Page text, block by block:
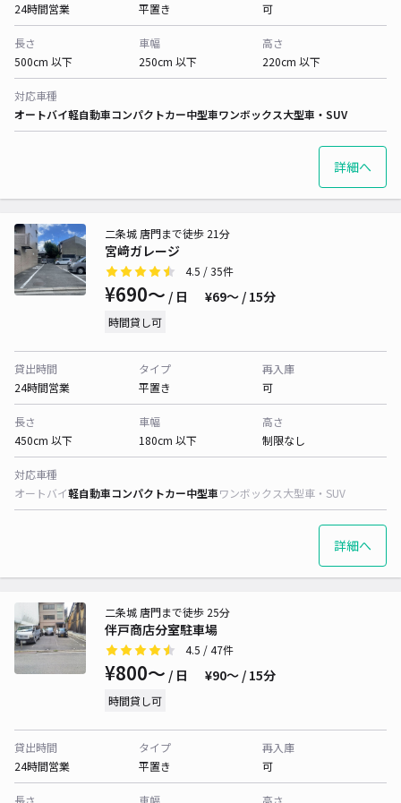
24時間営業
平置き
可
長さ
500cm 以下
車幅
250cm 以下
高さ
220cm 以下
対応車種
オートバイ軽自動車コンパクトカー中型車ワンボックス大型車・SUV
詳細へ
宮﨑ガレージ
二条城 唐門まで徒歩 21分
4.5 / 35件
¥690〜 / 日 ¥69〜 / 15分
時間貸し可
貸出時間
24時間営業
タイプ
平置き
再入庫
可
長さ
450cm 以下
車幅
180cm 以下
高さ
制限なし
対応車種
オートバイ軽自動車コンパクトカー中型車ワンボックス大型車・SUV
詳細へ
伴戸商店分室駐車場
二条城 唐門まで徒歩 25分
4.5 / 47件
¥800〜 / 日 ¥90〜 / 15分
時間貸し可
貸出時間
24時間営業
タイプ
平置き
再入庫
可
長さ 車幅 高さ